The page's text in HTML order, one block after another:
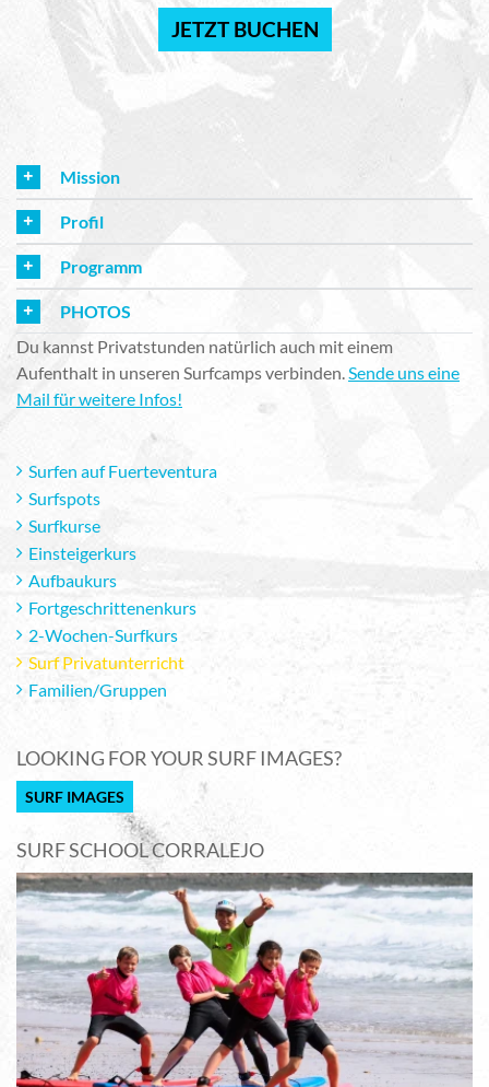
JETZT BUCHEN
Mission
Profil
Programm
PHOTOS
Du kannst Privatstunden natürlich auch mit einem
Aufenthalt in unseren Surfcamps verbinden.Sende uns eine
Mail für weitere Infos!
Surfen auf Fuerteventura
Surfspots
Surfkurse
Einsteigerkurs
Aufbaukurs
Fortgeschrittenenkurs
2-Wochen-Surfkurs
Surf Privatunterricht
Familien/Gruppen
LOOKING FOR YOUR SURF IMAGES?
SURF IMAGES
SURF SCHOOL CORRALEJO